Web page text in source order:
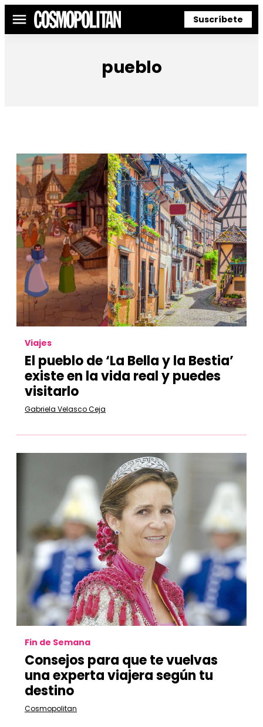
Menú Suscríbete
pueblo
Viajes
El pueblo de ‘La Bella y la Bestia’
existe en la vida real y puedes
visitarlo
Gabriela Velasco Ceja
Fin de Semana
Consejos para que te vuelvas
una experta viajera según tu
destino
Cosmopolitan